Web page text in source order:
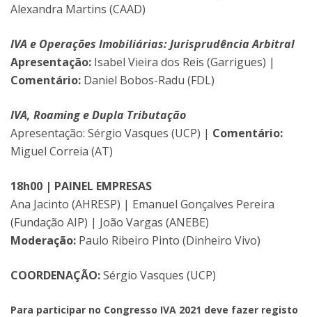
Alexandra Martins (CAAD)
IVA e Operações Imobiliárias: Jurisprudência Arbitral
Apresentação: Isabel Vieira dos Reis (Garrigues) |
Comentário: Daniel Bobos-Radu (FDL)
IVA, Roaming e Dupla Tributação
Apresentação: Sérgio Vasques (UCP) | Comentário:
Miguel Correia (AT)
18h00 | PAINEL EMPRESAS
Ana Jacinto (AHRESP) | Emanuel Gonçalves Pereira
(Fundação AIP) | João Vargas (ANEBE)
Moderação: Paulo Ribeiro Pinto (Dinheiro Vivo)
COORDENAÇÃO:Sérgio Vasques (UCP)
Para participar no Congresso IVA 2021 deve fazer registo